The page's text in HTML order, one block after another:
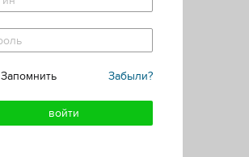
Забыли?
Запомнить